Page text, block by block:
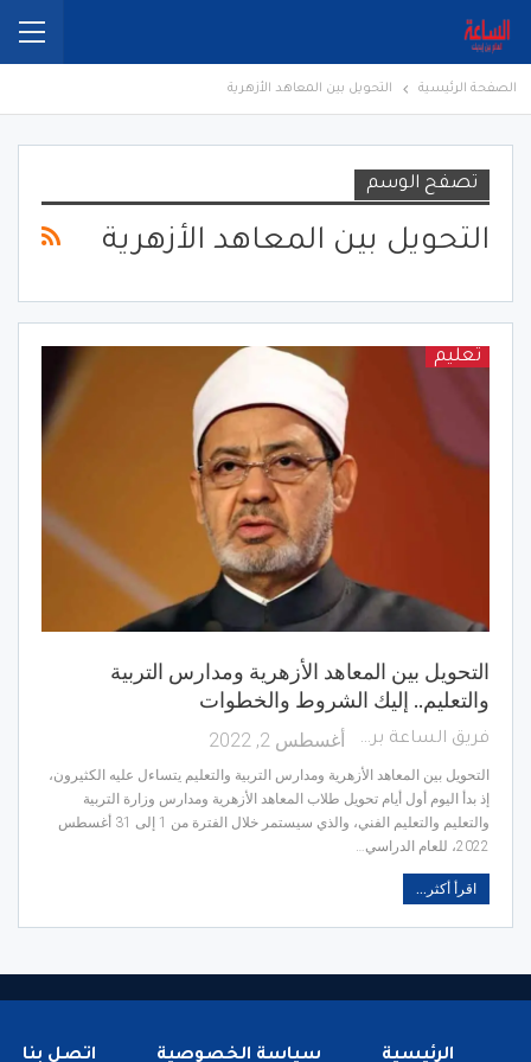
الصفحة الرئيسية التحويل بين المعاهد الأزهرية
تصفح الوسم
التحويل بين المعاهد الأزهرية
تعليم
التحويل بين المعاهد الأزهرية ومدارس التربية
والتعليم.. إليك الشروط والخطوات
فريق الساعة برس أغسطس 2, 2022
التحويل بين المعاهد الأزهرية ومدارس التربية والتعليم يتساءل عليه الكثيرون،
إذ بدأ اليوم أول أيام تحويل طلاب المعاهد الأزهرية ومدارس وزارة التربية
والتعليم والتعليم الفني، والذي سيستمر خلال الفترة من 1 إلى 31 أغسطس
2022، للعام الدراسي…
اقرأ أكثر...
الرئيسية سياسة الخصوصية اتصل بنا